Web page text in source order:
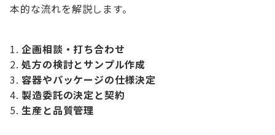
本的な流れを解説します。
企画相談・打ち合わせ
処方の検討とサンプル作成
容器やパッケージの仕様決定
製造委託の決定と契約
生産と品質管理